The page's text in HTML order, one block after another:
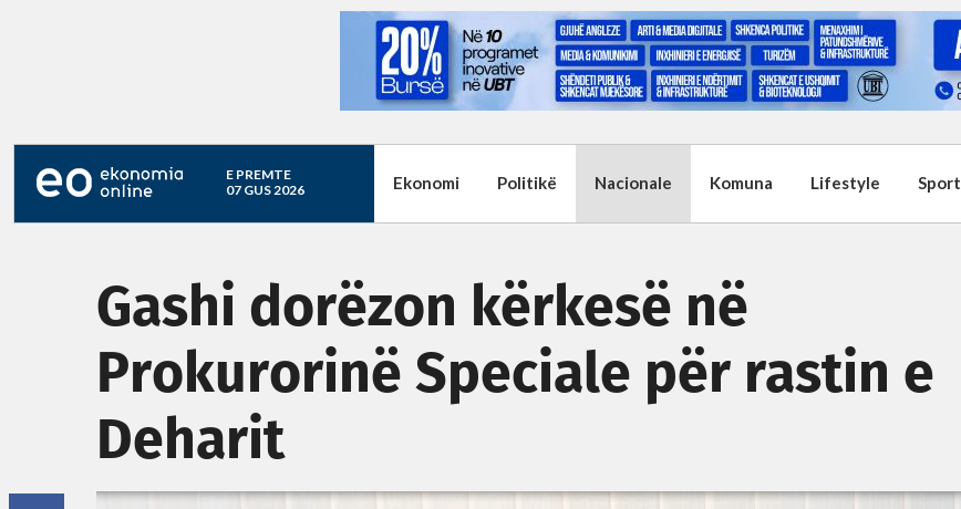
E PREMTE
07 GUS 2026
Ekonomi Politikë Nacionale Komuna Lifestyle Sport
Gashi dorëzon kërkesë në
Prokurorinë Speciale për rastin e
Deharit